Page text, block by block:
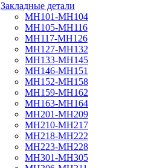
Закладные детали
МН101-МН104
МН105-МН116
МН117-МН126
МН127-МН132
МН133-МН145
МН146-МН151
МН152-МН158
МН159-МН162
МН163-МН164
МН201-МН209
МН210-МН217
МН218-МН222
МН223-МН228
МН301-МН305